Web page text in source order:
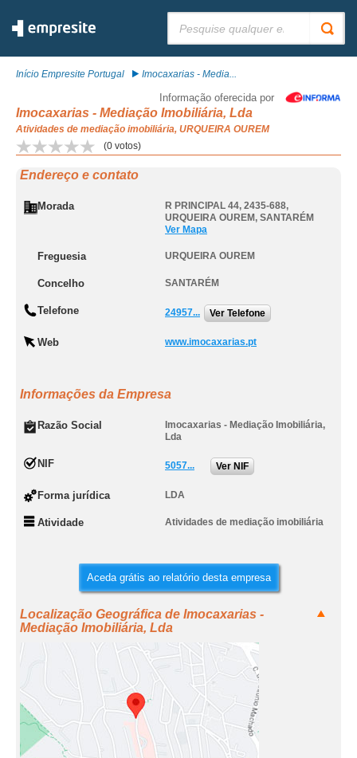
Início Empresite Portugal Imocaxarias - Media...
Informação oferecida por
Imocaxarias - Mediação Imobiliária, Lda
Atividades de mediação imobiliária, URQUEIRA OUREM
(0 votos)
Endereço e contato
Morada R PRINCIPAL 44, 2435-688,
URQUEIRA OUREM , SANTARÉM
Ver Mapa
Freguesia URQUEIRA OUREM
Concelho SANTARÉM
Telefone 24957... Ver Telefone
Web www.imocaxarias.pt
Informações da Empresa
Razão Social
Imocaxarias - Mediação Imobiliária,
Lda
NIF 5057... Ver NIF
Forma jurídica LDA
Atividade Atividades de mediação imobiliária
Aceda grátis ao relatório desta empresa
Localização Geográfica de Imocaxarias -
Mediação Imobiliária, Lda